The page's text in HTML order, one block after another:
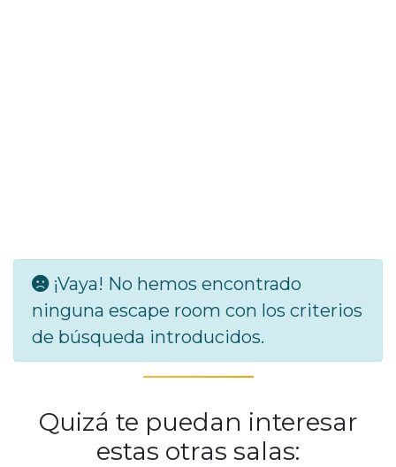
¡Vaya! No hemos encontrado
ninguna escape room con los criterios
de búsqueda introducidos.
Quizá te puedan interesar
estas otras salas: